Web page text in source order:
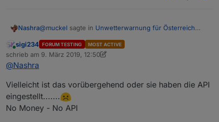
Nashra@muckel sagte in Unwetterwarnung für Österreich
eher weil kein unwetter naht. ;-)
aber in den Datenpunkten wird nichts eingetragen
Online
sigi234 FORUM TESTING MOST ACTIVE
schrieb am 9. März 2019, 12:50
zuletzt editiert von sigi2343. Sept. 2019, 13:50
@Nashra
Vielleicht ist das vorübergehend oder sie haben die API
eingestellt.......
No Money - No API